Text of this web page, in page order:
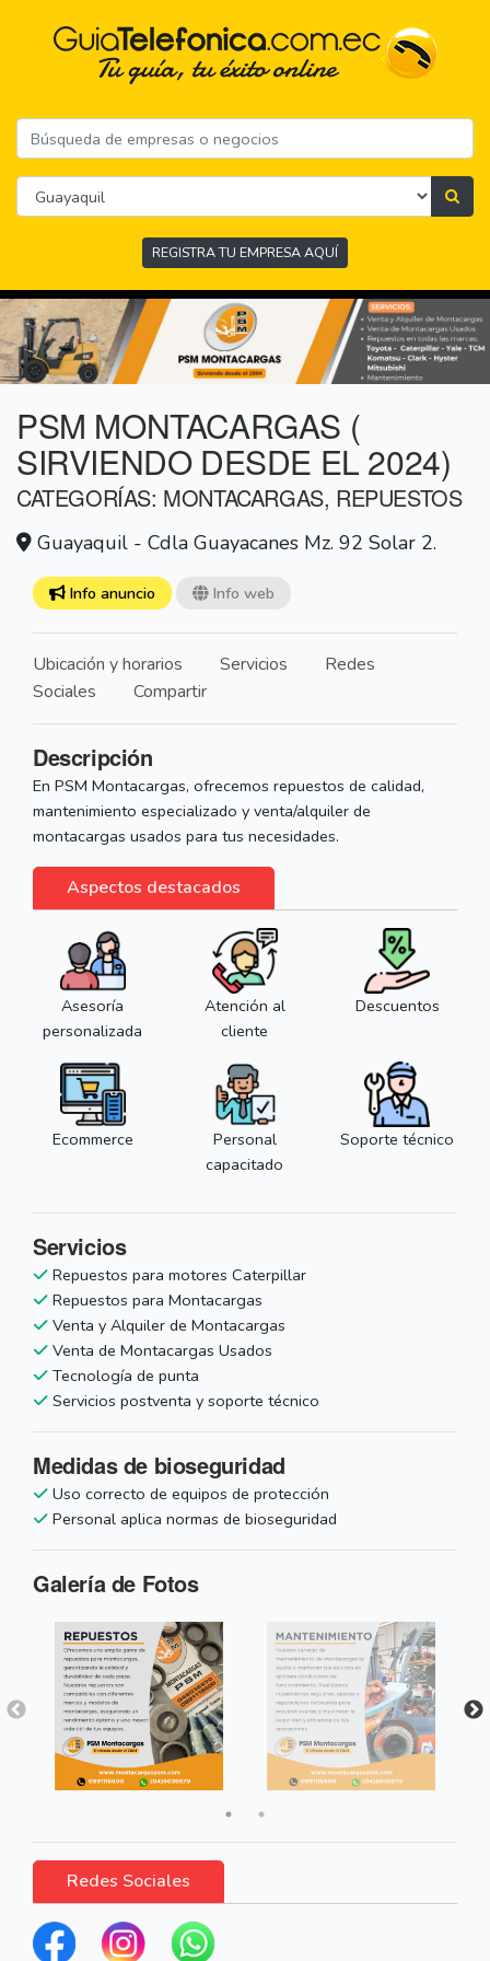
REGISTRA TU EMPRESA AQUÍ
PSM MONTACARGAS (
SIRVIENDO DESDE EL 2024)
CATEGORÍAS: MONTACARGAS, REPUESTOS
Guayaquil - Cdla Guayacanes Mz. 92 Solar 2.
Info anuncio Info web
Ubicación y horarios Servicios
Redes
Sociales
Compartir
Descripción
En PSM Montacargas, ofrecemos repuestos de calidad,
mantenimiento especializado y venta/alquiler de
montacargas usados para tus necesidades.
Aspectos destacados
Asesoría
personalizada
Atención al
cliente
Descuentos
Ecommerce
Personal
capacitado
Soporte técnico
Servicios
Repuestos para motores Caterpillar
Repuestos para Montacargas
Venta y Alquiler de Montacargas
Venta de Montacargas Usados
Tecnología de punta
Servicios postventa y soporte técnico
Medidas de bioseguridad
Uso correcto de equipos de protección
Personal aplica normas de bioseguridad
Galería de Fotos
Redes Sociales